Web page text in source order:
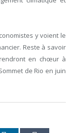
y voient le
Reste à savoir
en chœur à
de Rio en juin